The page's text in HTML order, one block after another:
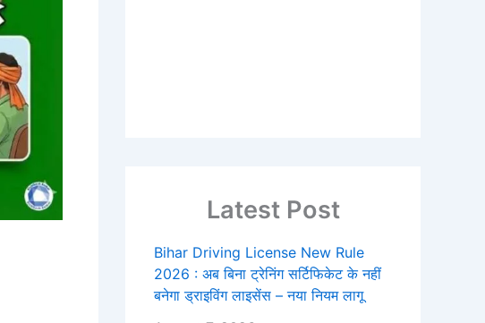
Latest Post
Bihar Driving License New Rule
2026 : अब बिना ट्रेनिंग सर्टिफिकेट के नहीं
बनेगा ड्राइविंग लाइसेंस – नया नियम लागू